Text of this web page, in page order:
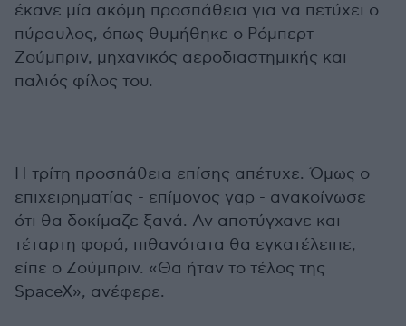
έκανε μία ακόμη προσπάθεια για να πετύχει ο
πύραυλος, όπως θυμήθηκε ο Ρόμπερτ
Ζούμπριν, μηχανικός αεροδιαστημικής και
παλιός φίλος του.
Η τρίτη προσπάθεια επίσης απέτυχε. Όμως ο
επιχειρηματίας - επίμονος γαρ - ανακοίνωσε
ότι θα δοκίμαζε ξανά. Αν αποτύγχανε και
τέταρτη φορά, πιθανότατα θα εγκατέλειπε,
είπε ο Ζούμπριν. «Θα ήταν το τέλος της
SpaceX», ανέφερε.